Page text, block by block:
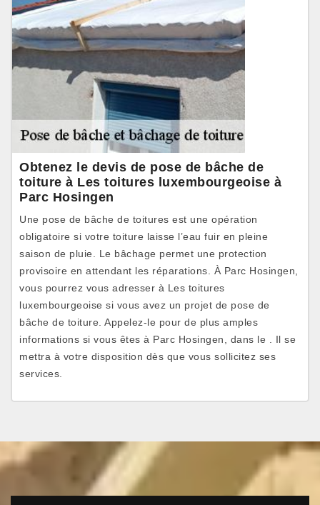
Obtenez le devis de pose de bâche de
toiture à Les toitures luxembourgeoise à
Parc Hosingen
Une pose de bâche de toitures est une opération
obligatoire si votre toiture laisse l’eau fuir en pleine
saison de pluie. Le bâchage permet une protection
provisoire en attendant les réparations. À Parc Hosingen,
vous pourrez vous adresser à Les toitures
luxembourgeoise si vous avez un projet de pose de
bâche de toiture. Appelez-le pour de plus amples
informations si vous êtes à Parc Hosingen, dans le . Il se
mettra à votre disposition dès que vous sollicitez ses
services.